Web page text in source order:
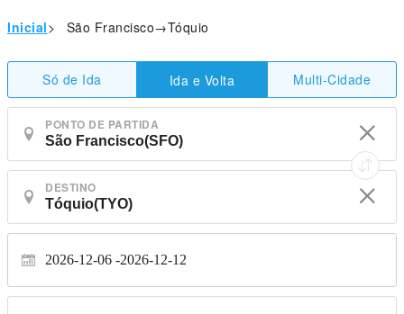
Inicial> São Francisco→Tóquio
Só de Ida Ida e Volta Multi-Cidade
PONTO DE PARTIDA
DESTINO
2026-12-06 2026-12-12